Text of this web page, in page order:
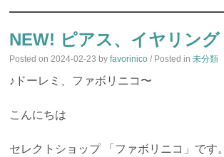
TO
CONTENT
NEW! ピアス、イヤリング
Posted on2024-02-23 byfavorinico / Posted in未分類
♪ドーレミ、ファボリニコ〜
こんにちは
セレクトショップ 「ファボリニコ」です。